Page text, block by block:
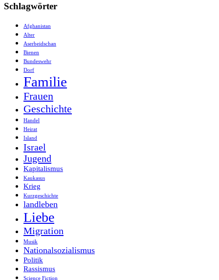
Schlagwörter
Afghanistan
Alter
Aserbeidschan
Bienen
Bundeswehr
Dorf
Familie
Frauen
Geschichte
Handel
Heirat
Island
Israel
Jugend
Kapitalismus
Kaukasus
Krieg
Kurzgeschichte
landleben
Liebe
Migration
Musik
Nationalsozialismus
Politik
Rassismus
Science Fiction